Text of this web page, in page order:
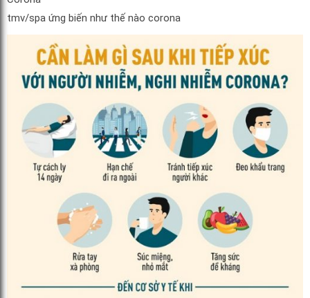
tmv/spa ứng biến như thế nào corona